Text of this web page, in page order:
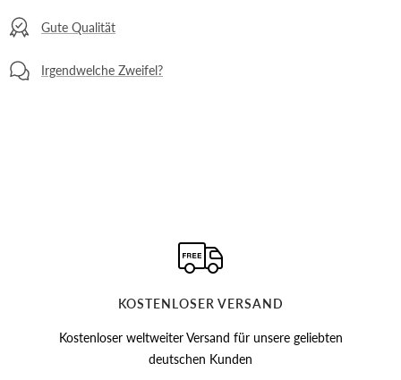
Gute Qualität
Irgendwelche Zweifel?
KOSTENLOSER VERSAND
Kostenloser weltweiter Versand für unsere geliebten
deutschen Kunden